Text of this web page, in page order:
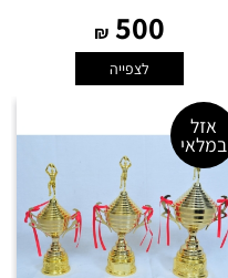
500
₪
לצפייה
אזל
במלאי